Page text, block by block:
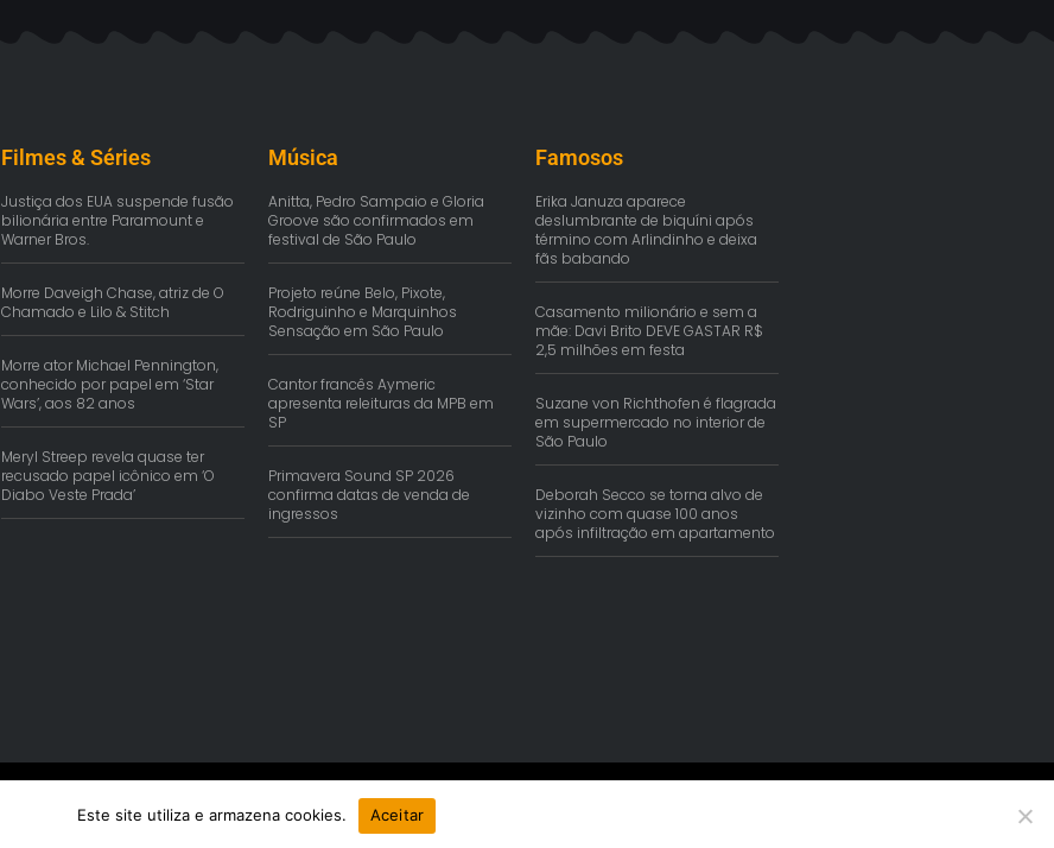
Filmes & Séries
Justiça dos EUA suspende fusão
bilionária entre Paramount e
Warner Bros.
Morre Daveigh Chase, atriz de O
Chamado e Lilo & Stitch
Morre ator Michael Pennington,
conhecido por papel em ‘Star
Wars’, aos 82 anos
Meryl Streep revela quase ter
recusado papel icônico em ‘O
Diabo Veste Prada’
Música
Anitta, Pedro Sampaio e Gloria
Groove são confirmados em
festival de São Paulo
Projeto reúne Belo, Pixote,
Rodriguinho e Marquinhos
Sensação em São Paulo
Cantor francês Aymeric
apresenta releituras da MPB em
SP
Primavera Sound SP 2026
confirma datas de venda de
ingressos
Famosos
Erika Januza aparece
deslumbrante de biquíni após
término com Arlindinho e deixa
fãs babando
Casamento milionário e sem a
mãe: Davi Brito DEVE GASTAR R$
2,5 milhões em festa
Suzane von Richthofen é flagrada
em supermercado no interior de
São Paulo
Deborah Secco se torna alvo de
vizinho com quase 100 anos
após infiltração em apartamento
© Copyright 2026 | Reis Comunica. Todos os Direitos Reservados.
Este site utiliza e armazena cookies.
Aceitar